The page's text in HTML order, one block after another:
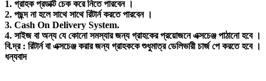
1. গ্রাহক প্রডাক্ট চেক করে নিতে পারবেন ।
2. পছন্দ না হলে সাথে সাথে রিটার্ন করতে পারবেন ।
3. Cash On Delivery System.
4. সাইজ বা অন্য যে কোনো সমস্যার জন্য গ্রাহকের প্রয়োজনে এক্সচেঞ্জ পাঠানো হবে ।
বি.দ্র : রিটার্ন বা এক্সচেঞ্জ করার জন্য গ্রাহককে শুধুমাত্র ডেলিভারী চার্জ পে করতে হবে ।
ধন্যবাদ